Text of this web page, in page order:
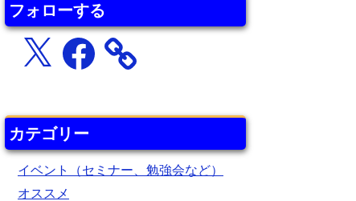
フォローする
X Facebook
カテゴリー
イベント（セミナー、勉強会など）
オススメ